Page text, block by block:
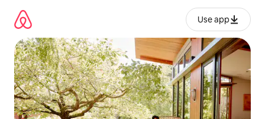
contenido
Use app